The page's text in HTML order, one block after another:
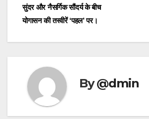
सुंदर और नैसर्गिक सौंदर्य के बीच
योगासन की तस्वीरें ‘पहल’ पर।
By@dmin